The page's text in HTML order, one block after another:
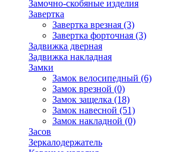
Замочно-скобяные изделия
Завертка
Завертка врезная (3)
Завертка форточная (3)
Задвижка дверная
Задвижка накладная
Замки
Замок велосипедный (6)
Замок врезной (0)
Замок защелка (18)
Замок навесной (51)
Замок накладной (0)
Засов
Зеркалодержатель